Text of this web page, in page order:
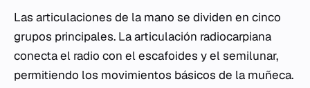
Las articulaciones de la mano se dividen en cinco
grupos principales. La articulación radiocarpiana
conecta el radio con el escafoides y el semilunar,
permitiendo los movimientos básicos de la muñeca.